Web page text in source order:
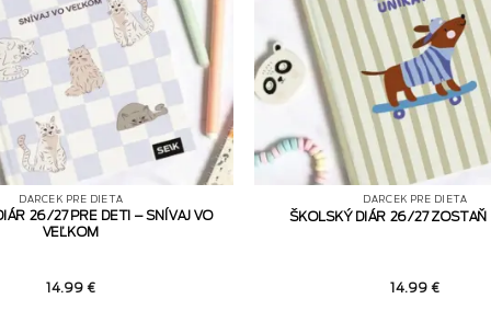
DARČEK PRE DIEŤA
26/27 PRE DETI – SNÍVAJ VO
VEĽKOM
14.99€
DARČEK PRE DIEŤA
ŠKOLSKÝ DIÁR 26/27 ZOSTAŇ
14.99€